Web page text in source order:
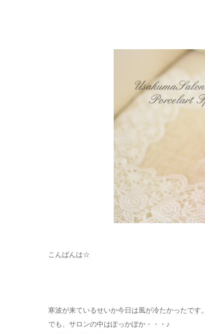
こんばんは☆
寒波が来ているせいか今日は風が冷たかったです。
でも、サロンの中はぽっかぽか・・・♪